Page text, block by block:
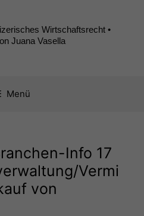
Wirtschaftsrecht •
Juana Vasella
Menü
Info 17
Vermi
von